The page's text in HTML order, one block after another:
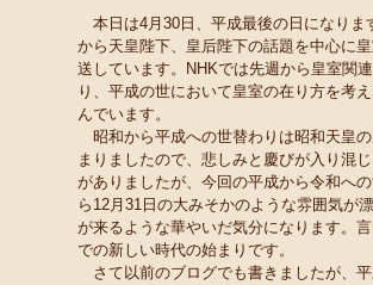
本日は4月30日、平成最後の日になりま
から天皇陛下、皇后陛下の話題を中心に
送しています。NHKでは先週から皇室関
り、平成の世において皇室の在り方を考
んでいます。
昭和から平成への世替わりは昭和天皇
まりましたので、悲しみと慶びが入り混
がありましたが、今回の平成から令和へ
ら12月31日の大みそかのような雰囲気が
が来るような華やいだ気分になります。
での新しい時代の始まりです。
さて以前のブログでも書きましたが、